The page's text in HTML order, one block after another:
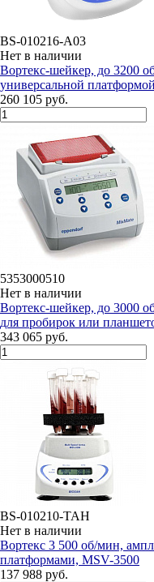
BS-010216-A03
Нет в наличии
Вортекс-шейкер, до 3200
универсальной
260 105 руб.
5353000510
Нет в наличии
Вортекс-шейкер, до 3000
для пробирок или
343 065 руб.
BS-010210-TAH
Нет в наличии
Вортекс 3 500 об/мин,
платформами, MSV-3500
137 988 руб.